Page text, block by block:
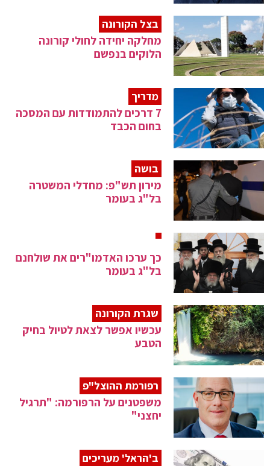
בצל הקורונה
מחלקה יחידה לחולי קורונה
הלוקים בנפשם
מדריך
7 דרכים להתמודדות עם המסכה
בחום הכבד
בושה
מירון תש"פ: מחדלי המשטרה
בל"ג בעומר
כך ערכו האדמו"רים את שולחנם
בל"ג בעומר
שגרת הקורונה
עכשיו אפשר לצאת לטיול בחיק
הטבע
רפורמת ההוצל"פ
משפטנים על הרפורמה: "תרגיל
יחצני"
ב'הראל' מעריכים